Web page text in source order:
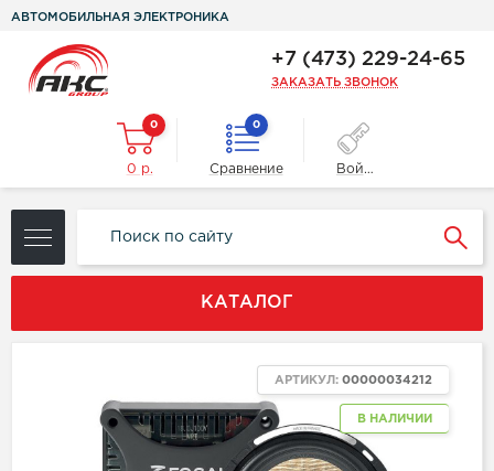
АВТОМОБИЛЬНАЯ ЭЛЕКТРОНИКА
+7 (473) 229-24-65
ЗАКАЗАТЬ ЗВОНОК
0
0 р.
0
Сравнение Войти
КАТАЛОГ
В НАЛИЧИИ
АРТИКУЛ: 00000034212